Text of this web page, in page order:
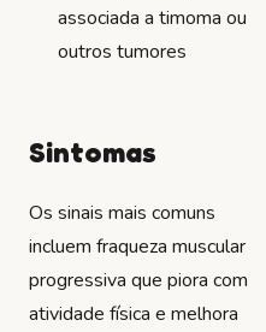
associada a timoma ou
outros tumores
Sintomas
Os sinais mais comuns
incluem fraqueza muscular
progressiva que piora com
atividade física e melhora